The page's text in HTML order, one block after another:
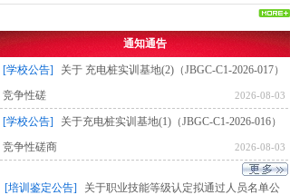
通知通告
[学校公告]
关于 充电桩实训基地(2)（JBGC-C1-2026-017）
竞争性磋
2026-08-03
[学校公告]
关于充电桩实训基地(1)（JBGC-C1-2026-016）
竞争性磋商
2026-08-03
[培训鉴定公告]
关于职业技能等级认定拟通过人员名单公